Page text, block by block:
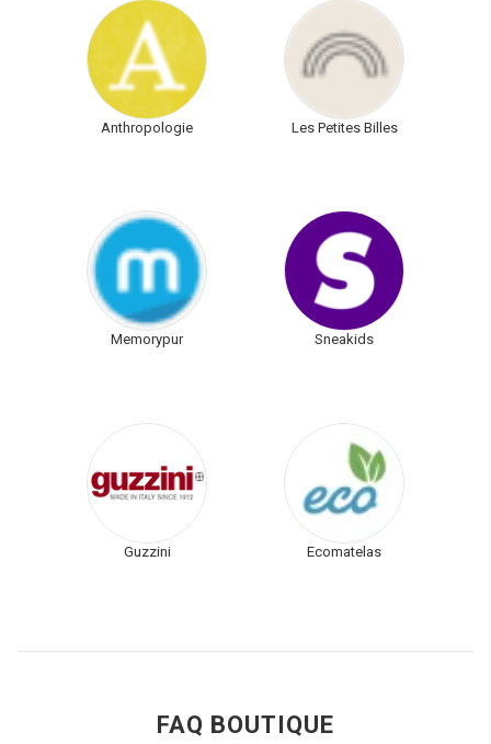
Anthropologie Les Petites Billes
Memorypur Sneakids
Guzzini Ecomatelas
FAQ BOUTIQUE